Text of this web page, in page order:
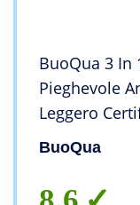
BuoQua 3 In
Pieghevole
Leggero
Carrozzina
BuoQua